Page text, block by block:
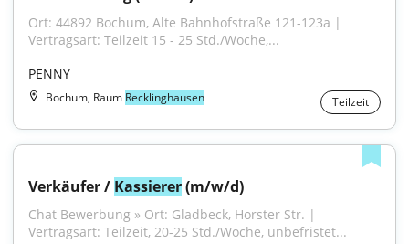
Ort: 44892 Bochum, Alte Bahnhofstraße 121-123a |
Vertragsart: Teilzeit 15 - 25 Std./Woche,...
PENNY
Bochum, Raum Recklinghausen Teilzeit
Verkäufer / Kassierer (m/w/d)
Chat Bewerbung » Ort: Gladbeck, Horster Str. |
Vertragsart: Teilzeit, 20-25 Std./Woche, unbefristet...